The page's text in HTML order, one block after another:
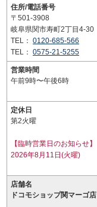
住所/電話番号
〒501-3908
岐阜県関市寿町2丁目4-30
TEL： 0120-685-566
TEL： 0575-21-5255
営業時間
午前9時〜午後6時
定休日
第2火曜
【臨時営業日のお知らせ】
2026年8月11日(火曜)
店舗名
ドコモショップ関マーゴ店